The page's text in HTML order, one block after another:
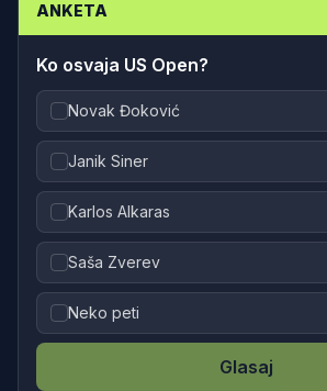
ANKETA
Ko osvaja US Open?
Novak Đoković
Janik Siner
Karlos Alkaras
Saša Zverev
Neko peti
Glasaj